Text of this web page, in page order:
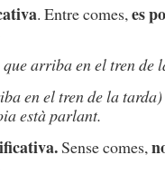
. Entre comes, es
arriba en el tren de
en el tren de la
està parlant.
Sense comes,